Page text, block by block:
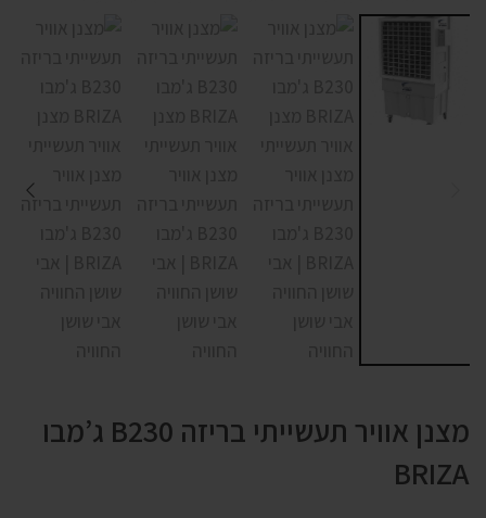
מצנן אוויר תעשייתי בריזה B230 ג’מבו
BRIZA